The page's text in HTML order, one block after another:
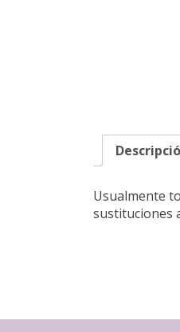
Usualmente
sustituciones